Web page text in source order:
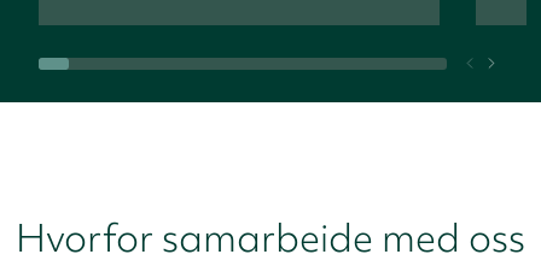
Hvorfor samarbeide med oss